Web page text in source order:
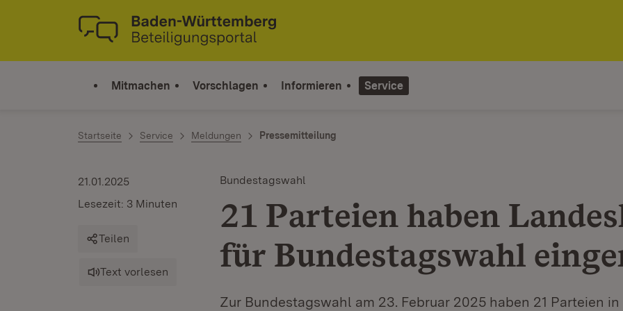
Zum Inhalt springen
Link zur Startseite
Mitmachen Vorschlagen Informieren Service
Startseite Service Meldungen Pressemitteilung
Bundestagswahl
21 Parteien haben
für Bundestagswahl
Zur Bundestagswahl am 23. Februar 2025 haben 21 Parteien
21.01.2025
Lesezeit: 3 Minuten
Teilen
Text vorlesen